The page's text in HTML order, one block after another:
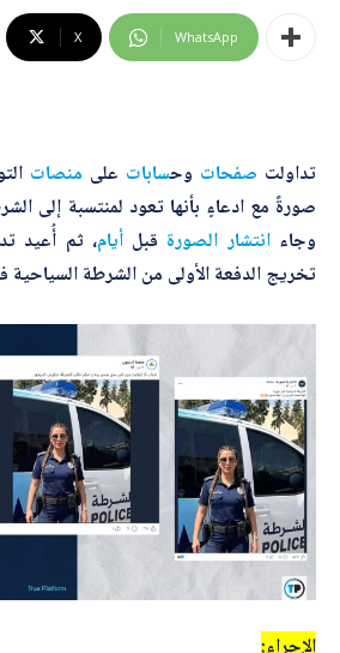
X WhatsApp
تداولت صفحات وحسابات على منصات
صورةً مع ادعاءٍ بأنها تعود لمنتسبة إلى
وجاءانتشار الصورة قبلأيام، ثم أُعيد
تخريج الدفعة الأولى من الشرطة